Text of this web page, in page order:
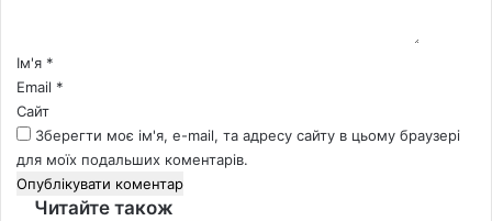
*
Ім'я *
Email *
Сайт
Зберегти моє ім'я, e-mail, та адресу сайту в цьому браузері
для моїх подальших коментарів.
Читайте також